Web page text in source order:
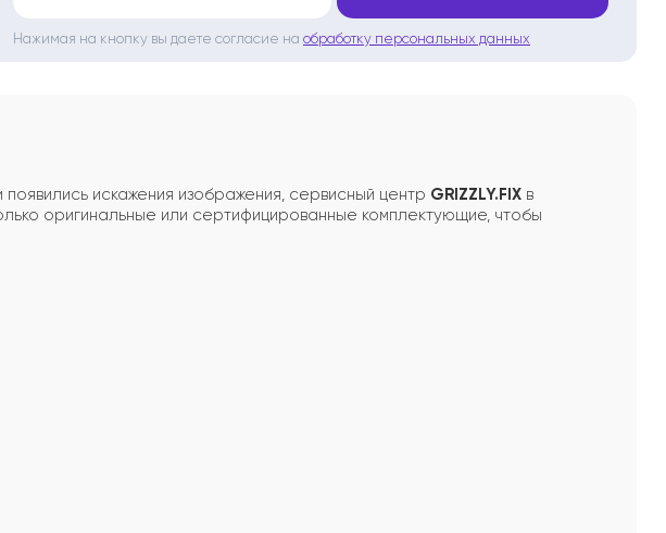
Нажимая на кнопку вы даете согласие на обработку персональных данных
искажения изображения, сервисный центр GRIZZLY.FIX в
оригинальные или сертифицированные комплектующие, чтобы